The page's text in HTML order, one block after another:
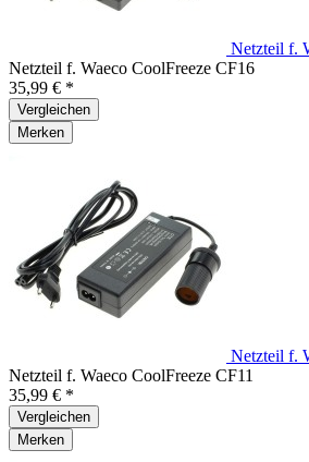
Netzteil f.
Netzteil f. Waeco CoolFreeze CF16
35,99 € *
Vergleichen
Merken
Netzteil f.
Netzteil f. Waeco CoolFreeze CF11
35,99 € *
Vergleichen
Merken